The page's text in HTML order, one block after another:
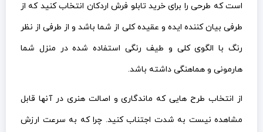
است که طرحی را برای خرید تابلو فرش اردکان انتخاب کنید که از
طرفی بیان کننده ایده و عقیده کلی از شما باشد و از طرفی از نظر
رنگ با الگوی کلی و طیف رنگی استفاده شده در منزل شما
هارمونی و هماهنگی داشته باشد.
از انتخاب طرح هایی که ماندگاری و اصالت هنری در آنها قابل
مشاهده نیست به شدت اجتناب کنید. چرا که به سرعت ارزش